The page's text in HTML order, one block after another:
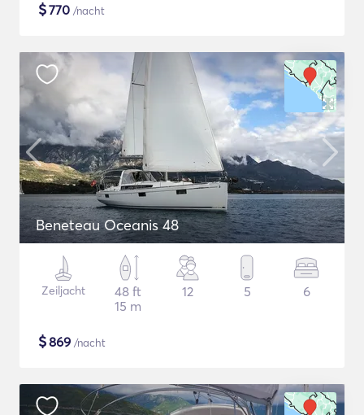
$770 /nacht
Beneteau Oceanis 48
Zeiljacht
48 ft
15 m
12 5 6
$869 /nacht